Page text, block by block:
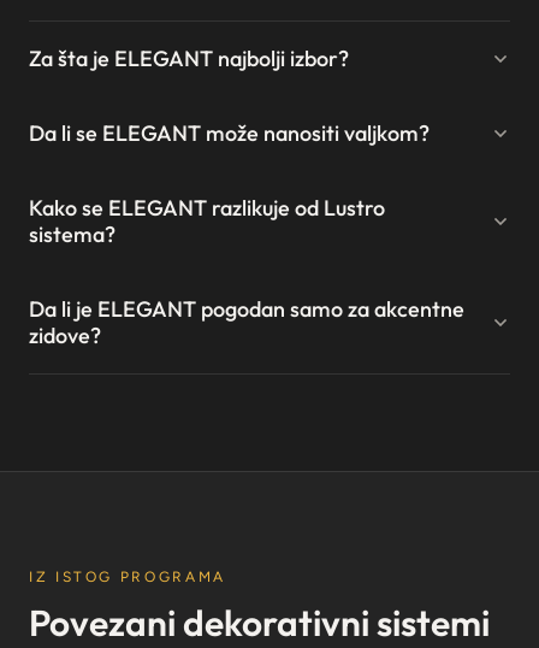
Za šta je ELEGANT najbolji izbor?
Da li se ELEGANT može nanositi valjkom?
Kako se ELEGANT razlikuje od Lustro
sistema?
Da li je ELEGANT pogodan samo za akcentne
zidove?
IZ ISTOG PROGRAMA
Povezani dekorativni sistemi